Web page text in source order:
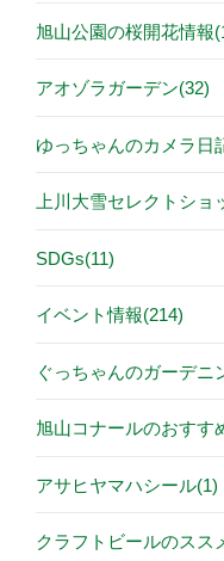
旭山公園の桜開花情報
アオゾラガーデン(32)
ゆっちゃんのカメラ日
上川大雪セレクトシ
SDGs(11)
イベント情報(214)
ぐっちゃんのガーデニ
旭山コナールのおすす
アサヒヤマハシール(1)
クラフトビールのスス